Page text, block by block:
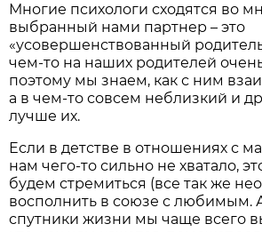
Многие психологи сходятся во
выбранный нами партнер – это
«усовершенствованный
чем-то на наших родителей
поэтому мы знаем, как с ним
а в чем-то совсем неблизкий и
лучше их.
Если в детстве в отношениях с
нам чего-то сильно не хватало,
будем стремиться (все так же
восполнить в союзе с любимым.
спутники жизни мы чаще всего